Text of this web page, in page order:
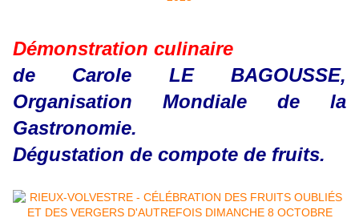
Démonstration culinaire
de Carole LE BAGOUSSE,
Organisation Mondiale de la
Gastronomie.
Dégustation de compote de fruits.